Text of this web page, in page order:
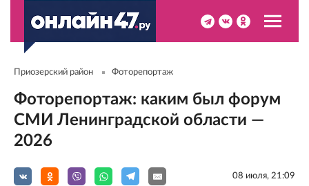
Приозерский район Фоторепортаж
Фоторепортаж: каким был форум
СМИ Ленинградской области —
2026
08 июля, 21:09